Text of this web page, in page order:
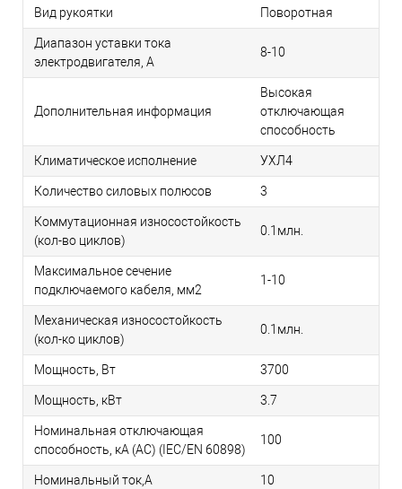
Вид рукоятки Поворотная
Диапазон уставки тока
электродвигателя, А
8-10
Дополнительная информация
Высокая
отключающая
способность
Климатическое исполнение УХЛ4
Количество силовых полюсов 3
Коммутационная износостойкость
(кол-во циклов)
0.1млн.
Максимальное сечение
подключаемого кабеля, мм2
1-10
Механическая износостойкость
(кол-ко циклов)
0.1млн.
Мощность, Вт 3700
Мощность, кВт 3.7
Номинальная отключающая
способность, кA (AC) (IEC/EN 60898)
100
Номинальный ток,А 10